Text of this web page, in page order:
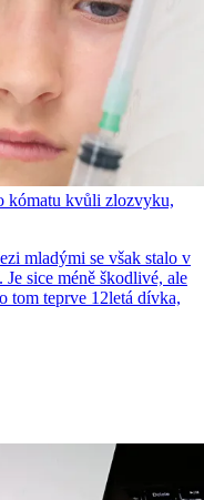
kómatu kvůli zlozvyku,
mladými se však stalo v
sice méně škodlivé, ale
tom teprve 12letá dívka,